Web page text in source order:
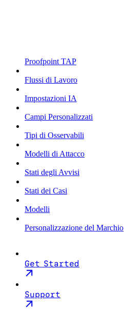
Proofpoint TAP
Flussi di Lavoro
Impostazioni IA
Campi Personalizzati
Tipi di Osservabili
Modelli di Attacco
Stati degli Avvisi
Stati dei Casi
Modelli
Personalizzazione del Marchio
Get Started
Support